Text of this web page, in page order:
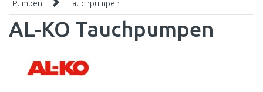
Pumpen
Tauchpumpen
AL-KO Tauchpumpen